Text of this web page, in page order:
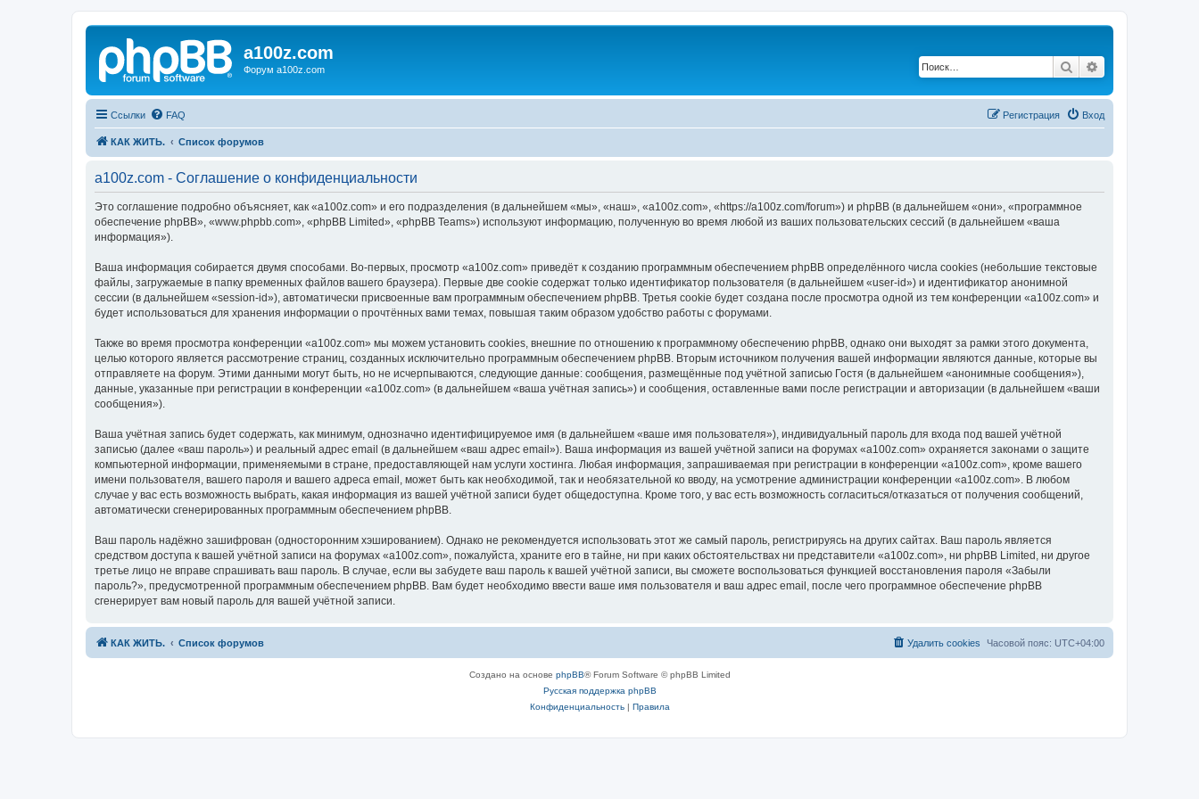
a100z.com
Форум a100z.com Поиск
Ссылки FAQ Вход
Регистрация
КАК ЖИТЬ. Список форумов
a100z.com - Соглашение о конфиденциальности
Это соглашение подробно объясняет, как «a100z.com» и его подразделения (в дальнейшем «мы», «наш», «a100z.com», «https://a100z.com/forum») и phpBB (в дальнейшем «они», «программное
обеспечение phpBB», «www.phpbb.com», «phpBB Limited», «phpBB Teams») используют информацию, полученную во время любой из ваших пользовательских сессий (в дальнейшем «ваша
информация»).
Ваша информация собирается двумя способами. Во-первых, просмотр «a100z.com» приведёт к созданию программным обеспечением phpBB определённого числа cookies (небольшие текстовые
файлы, загружаемые в папку временных файлов вашего браузера). Первые две cookie содержат только идентификатор пользователя (в дальнейшем «user-id») и идентификатор анонимной
сессии (в дальнейшем «session-id»), автоматически присвоенные вам программным обеспечением phpBB. Третья cookie будет создана после просмотра одной из тем конференции «a100z.com» и
будет использоваться для хранения информации о прочтённых вами темах, повышая таким образом удобство работы с форумами.
Также во время просмотра конференции «a100z.com» мы можем установить cookies, внешние по отношению к программному обеспечению phpBB, однако они выходят за рамки этого документа,
целью которого является рассмотрение страниц, созданных исключительно программным обеспечением phpBB. Вторым источником получения вашей информации являются данные, которые вы
отправляете на форум. Этими данными могут быть, но не исчерпываются, следующие данные: сообщения, размещённые под учётной записью Гостя (в дальнейшем «анонимные сообщения»),
данные, указанные при регистрации в конференции «a100z.com» (в дальнейшем «ваша учётная запись») и сообщения, оставленные вами после регистрации и авторизации (в дальнейшем «ваши
сообщения»).
Ваша учётная запись будет содержать, как минимум, однозначно идентифицируемое имя (в дальнейшем «ваше имя пользователя»), индивидуальный пароль для входа под вашей учётной
записью (далее «ваш пароль») и реальный адрес email (в дальнейшем «ваш адрес email»). Ваша информация из вашей учётной записи на форумах «a100z.com» охраняется законами о защите
компьютерной информации, применяемыми в стране, предоставляющей нам услуги хостинга. Любая информация, запрашиваемая при регистрации в конференции «a100z.com», кроме вашего
имени пользователя, вашего пароля и вашего адреса email, может быть как необходимой, так и необязательной ко вводу, на усмотрение администрации конференции «a100z.com». В любом
случае у вас есть возможность выбрать, какая информация из вашей учётной записи будет общедоступна. Кроме того, у вас есть возможность согласиться/отказаться от получения сообщений,
автоматически сгенерированных программным обеспечением phpBB.
Ваш пароль надёжно зашифрован (односторонним хэшированием). Однако не рекомендуется использовать этот же самый пароль, регистрируясь на других сайтах. Ваш пароль является
средством доступа к вашей учётной записи на форумах «a100z.com», пожалуйста, храните его в тайне, ни при каких обстоятельствах ни представители «a100z.com», ни phpBB Limited, ни другое
третье лицо не вправе спрашивать ваш пароль. В случае, если вы забудете ваш пароль к вашей учётной записи, вы сможете воспользоваться функцией восстановления пароля «Забыли
пароль?», предусмотренной программным обеспечением phpBB. Вам будет необходимо ввести ваше имя пользователя и ваш адрес email, после чего программное обеспечение phpBB
сгенерирует вам новый пароль для вашей учётной записи.
КАК ЖИТЬ. Список форумов Часовой пояс: UTC+04:00
Удалить cookies
Создано на основе phpBB® Forum Software © phpBB Limited
Русская поддержка phpBB
Конфиденциальность| Правила